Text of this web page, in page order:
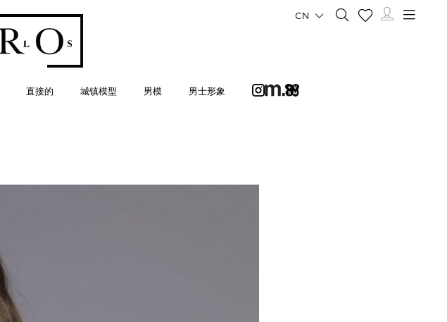
直接的 城镇模型 男模 男士形象
CN